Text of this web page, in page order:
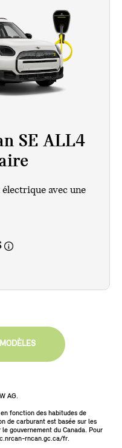
SE ALL4
avec une
AG.
fonction des habitudes de
de carburant est basée sur les
gouvernement du Canada. Pour
rncan.gc.ca/fr.